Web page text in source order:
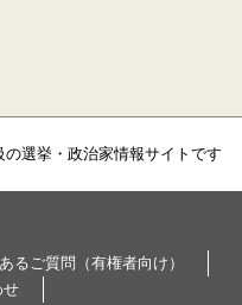
選挙・政治家情報サイトです
るご質問（有権者向け）
せ